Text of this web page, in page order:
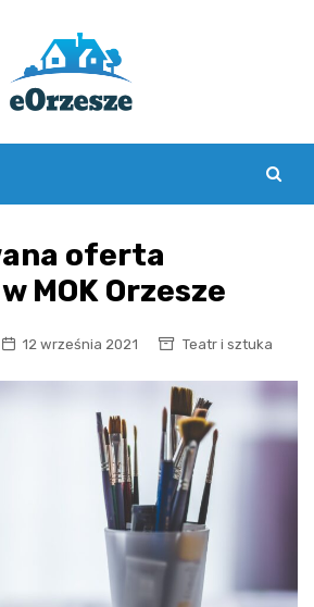
oferta
MOK Orzesze
12 września 2021 Teatr i sztuka